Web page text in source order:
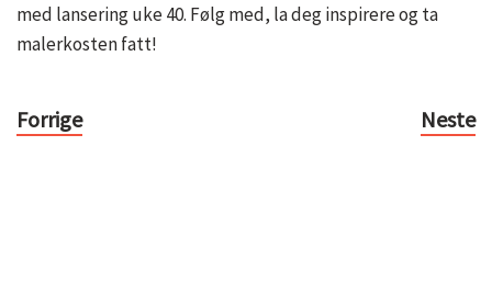
med lansering uke 40. Følg med, la deg inspirere og ta
malerkosten fatt!
Forrige Neste